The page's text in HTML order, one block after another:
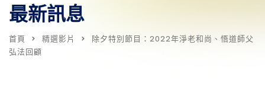
最新訊息
首頁 精選影片
除夕特別節目：2022年淨老和尚、悟道師父
弘法回顧